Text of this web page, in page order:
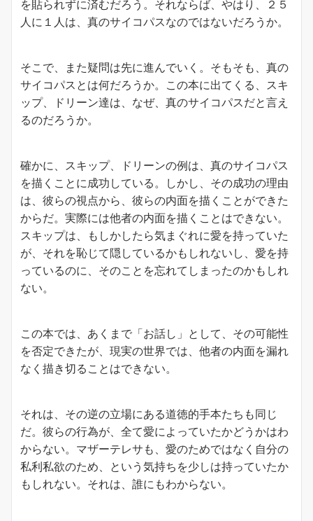
を貼られずに済むだろう。それならば、やはり、２５
人に１人は、真のサイコパスなのではないだろうか。
そこで、また疑問は先に進んでいく。そもそも、真の
サイコパスとは何だろうか。この本に出てくる、スキ
ップ、ドリーン達は、なぜ、真のサイコパスだと言え
るのだろうか。
確かに、スキップ、ドリーンの例は、真のサイコパス
を描くことに成功している。しかし、その成功の理由
は、彼らの視点から、彼らの内面を描くことができた
からだ。実際には他者の内面を描くことはできない。
スキップは、もしかしたら気まぐれに愛を持っていた
が、それを恥じて隠しているかもしれないし、愛を持
っているのに、そのことを忘れてしまったのかもしれ
ない。
この本では、あくまで「お話し」として、その可能性
を否定できたが、現実の世界では、他者の内面を漏れ
なく描き切ることはできない。
それは、その逆の立場にある道徳的手本たちも同じ
だ。彼らの行為が、全て愛によっていたかどうかはわ
からない。マザーテレサも、愛のためではなく自分の
私利私欲のため、という気持ちを少しは持っていたか
もしれない。それは、誰にもわからない。